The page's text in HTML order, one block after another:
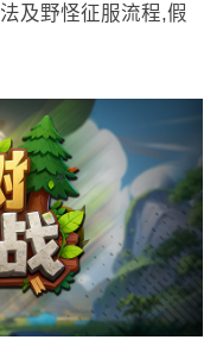
及野怪征服流程,假